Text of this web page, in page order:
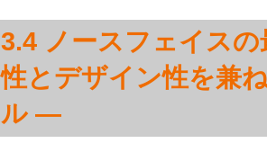
3.4 ノースフェイス
性とデザイン性を兼
ル —